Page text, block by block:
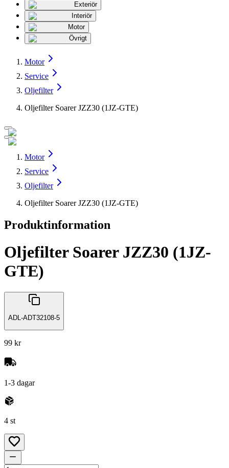
Exteriör
Interiör
Motor
Övrigt
Motor
Service
Oljefilter
Oljefilter Soarer JZZ30 (1JZ-GTE)
Motor
Service
Oljefilter
Oljefilter Soarer JZZ30 (1JZ-GTE)
Produktinformation
Oljefilter Soarer JZZ30 (1JZ-
GTE)
ADL-ADT32108-5
99 kr
1-3 dagar
4 st